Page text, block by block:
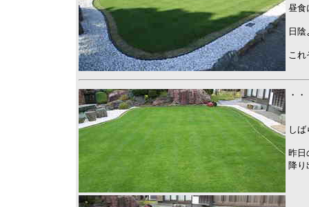
昼食
日
これ
・
し
昨日
降り